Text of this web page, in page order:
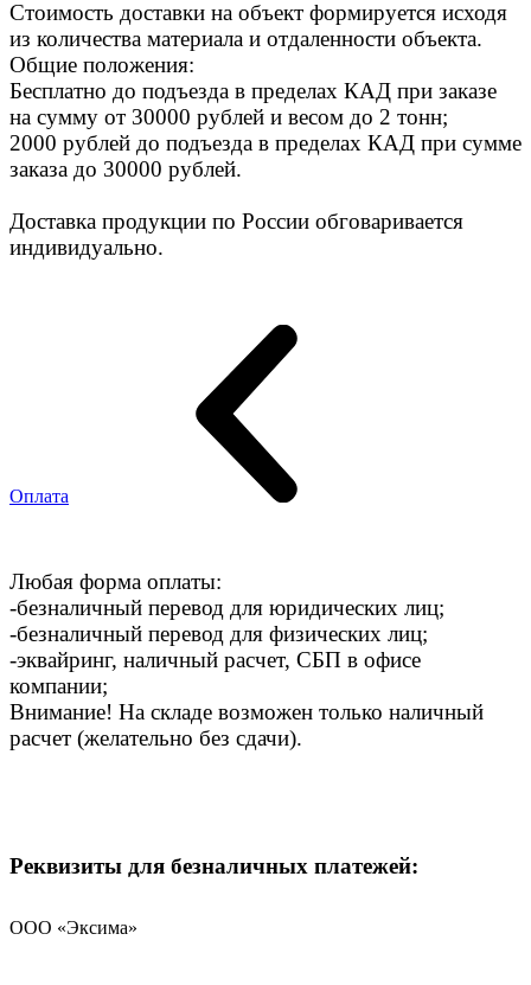
Стоимость доставки на объект формируется исходя
из количества материала и отдаленности объекта.
Общие положения:
Бесплатно до подъезда в пределах КАД при заказе
на сумму от 30000 рублей и весом до 2 тонн;
2000 рублей до подъезда в пределах КАД при сумме
заказа до 30000 рублей.
Доставка продукции по России обговаривается
индивидуально.
Оплата
Любая форма оплаты:
-безналичный перевод для юридических лиц;
-безналичный перевод для физических лиц;
-эквайринг, наличный расчет, СБП в офисе
компании;
Внимание! На складе возможен только наличный
расчет (желательно без сдачи).
Реквизиты для безналичных платежей:
ООО «Эксима»